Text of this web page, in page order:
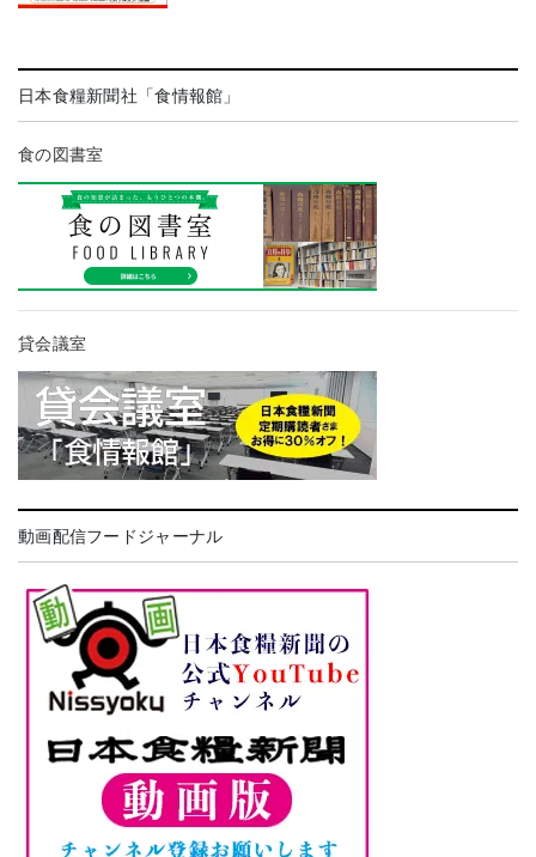
日本食糧新聞社「食情報館」
食の図書室
貸会議室
動画配信フードジャーナル